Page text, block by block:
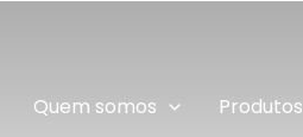
Quem somos Produtos